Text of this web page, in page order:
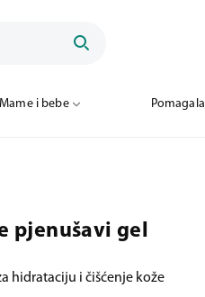
Mame i bebe Pomagala
pjenušavi gel
hidrataciju i čišćenje kože